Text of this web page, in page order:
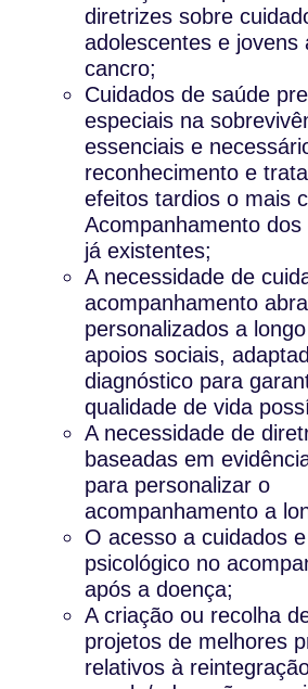
diretrizes sobre
adolescentes e jovens
cancro;
Cuidados de saúde
especiais na
essenciais e
reconhecimento e
efeitos tardios o mais
Acompanhamento
já existentes;
A necessidade de
acompanhamento
personalizados a
apoios sociais,
diagnóstico para
qualidade de vida
A necessidade de
baseadas em
para personalizar o
acompanhamento a
O acesso a cuidados
psicológico no
após a doença;
A criação ou recolha
projetos de melhores
relativos à